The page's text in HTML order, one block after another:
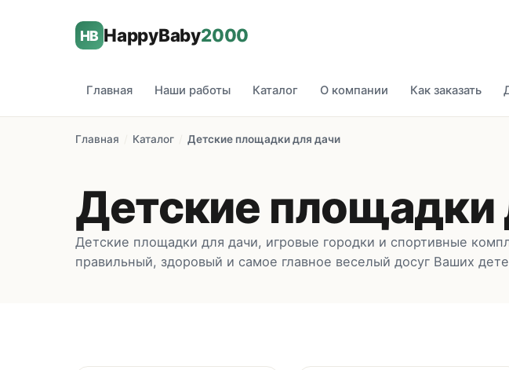
HB HappyBaby2000
Главная Наши работы Каталог О компании Как заказать
Главная Каталог Детские площадки для дачи
Детские площадки
Детские площадки для дачи, игровые городки и спортивные
правильный, здоровый и самое главное веселый досуг Ваших